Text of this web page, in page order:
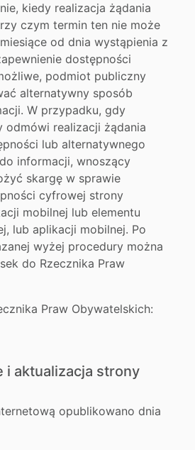
kiedy realizacja żądania
czym termin ten nie może
od dnia wystąpienia z
dostępności
podmiot publiczny
alternatywny sposób
W przypadku, gdy
odmówi realizacji żądania
lub alternatywnego
informacji, wnoszący
skargę w sprawie
cyfrowej strony
mobilnej lub elementu
lub aplikacji mobilnej. Po
wyżej procedury można
do Rzecznika Praw
Praw Obywatelskich:
i aktualizacja strony
opublikowano dnia